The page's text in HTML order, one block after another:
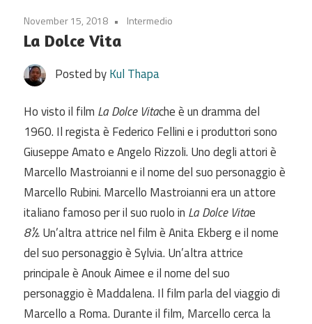
November 15, 2018 Intermedio
La Dolce Vita
Posted byKul Thapa
Ho visto il film La Dolce Vitache è un dramma del
1960. Il regista è Federico Fellini e i produttori sono
Giuseppe Amato e Angelo Rizzoli. Uno degli attori è
Marcello Mastroianni e il nome del suo personaggio è
Marcello Rubini. Marcello Mastroianni era un attore
italiano famoso per il suo ruolo in La Dolce Vitae
8½.Un’altra attrice nel film è Anita Ekberg e il nome
del suo personaggio è Sylvia. Un’altra attrice
principale è Anouk Aimee e il nome del suo
personaggio è Maddalena. Il film parla del viaggio di
Marcello a Roma. Durante il film, Marcello cerca la